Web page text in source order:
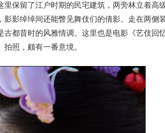
里保留了江户时期的民宅建筑，两旁林立着高
影影绰绰间还能瞥见舞伎们的倩影。走在两侧
古都昔时的风雅情调。这里也是电影《艺伎回
拍照，颇有一番意境。